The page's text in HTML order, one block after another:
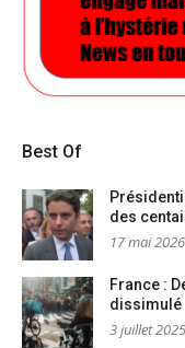
Best Of
des
17 mai 2026
France :
dissimulé
3 juillet 2025